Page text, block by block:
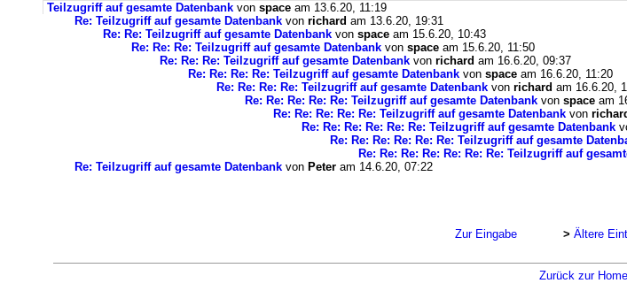
Teilzugriff auf gesamte Datenbank von space am 13.6.20, 11:19
Re: Teilzugriff auf gesamte Datenbank von richard am 13.6.20, 19:31
Re: Re: Teilzugriff auf gesamte Datenbank von space am 15.6.20, 10:43
Re: Re: Re: Teilzugriff auf gesamte Datenbank von space am 15.6.20, 11:50
Re: Re: Re: Teilzugriff auf gesamte Datenbank von richard am 16.6.20, 09:37
Re: Re: Re: Re: Teilzugriff auf gesamte Datenbank von space am 16.6.20, 11:20
Re: Re: Re: Re: Teilzugriff auf gesamte Datenbank von richard am 16.6.20,
Re: Re: Re: Re: Re: Teilzugriff auf gesamte Datenbank von space am
Re: Re: Re: Re: Re: Teilzugriff auf gesamte Datenbank von
Re: Re: Re: Re: Re: Re: Teilzugriff auf gesamte Datenbank
Re: Re: Re: Re: Re: Re: Teilzugriff auf gesamte
Re: Re: Re: Re: Re: Re: Re: Teilzugriff auf
Re: Teilzugriff auf gesamte Datenbank von Peter am 14.6.20, 07:22
Zur Eingabe > Ältere
Zurück zur